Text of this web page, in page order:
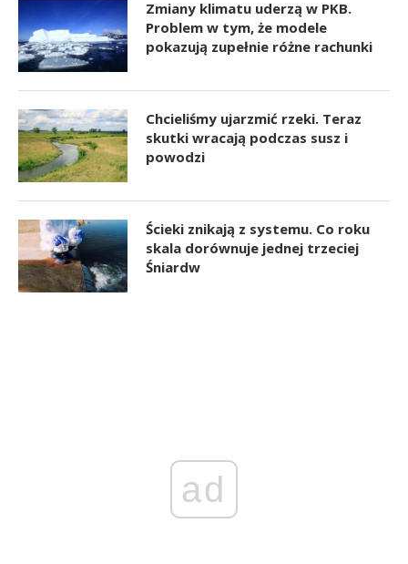
Zmiany klimatu uderzą w PKB.
Problem w tym, że modele
pokazują zupełnie różne rachunki
Chcieliśmy ujarzmić rzeki. Teraz
skutki wracają podczas susz i
powodzi
Ścieki znikają z systemu. Co roku
skala dorównuje jednej trzeciej
Śniardw
ad